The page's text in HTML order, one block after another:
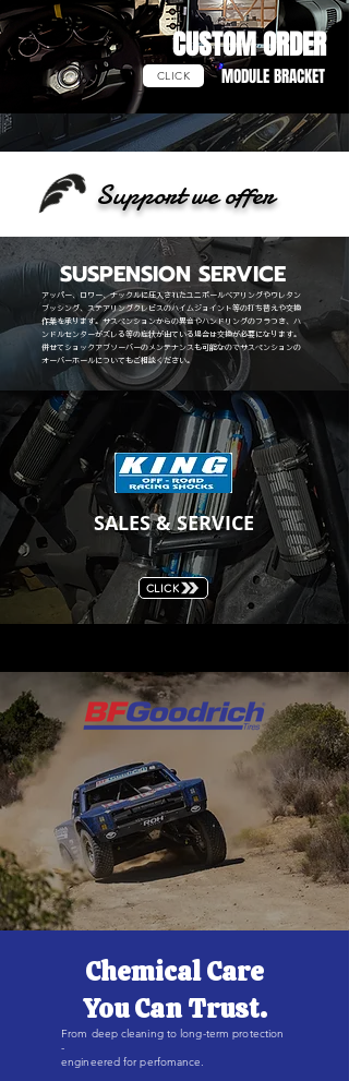
​CUSTOM ORDER
CLICK MODULE BRACKET
Support we offer
SUSPENSION SERVICE
アッパー、ロワー、ナックルに圧入されたユニボールベアリングやウレタン
ブッシング、ステアリングクレビスのハイムジョイント等の打ち替えや交換
作業を承ります。サスペンションからの異音やハンドリングのフラつき、ハ
ンドルセンターがズレる等の症状が出ている場合は交換が必要になります。
併せてショックアブソーバーのメンテナンスも可能なのでサスペンションの
オーバーホール​についてもご相談ください。
SALES & SERVICE
CLICK
Chemical Care
You Can Trust.
From deep cleaning to long-term protection
-
engineered for perfomance.